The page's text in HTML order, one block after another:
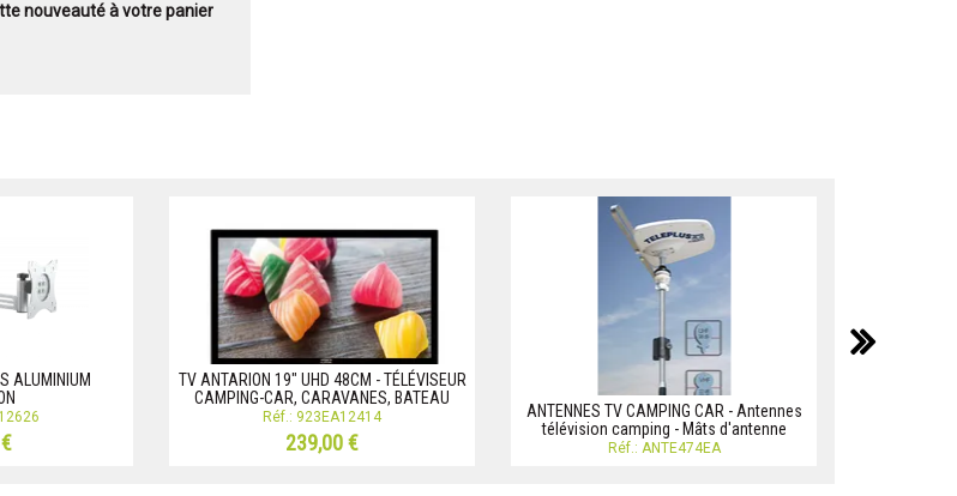
nouveautéà votre panier
ALUMINIUM
TV ANTARION 19" UHD 48CM - TÉLÉVISEUR
CAMPING-CAR, CARAVANES, BATEAU
Réf.: 923EA12414
239,00 €
ANTENNES TV CAMPING CAR - Antennes
télévision camping - Mâts d'antenne
Réf.: ANTE474EA